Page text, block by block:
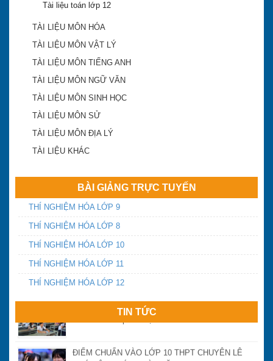
Tài liệu toán lớp 12
TÀI LIỆU MÔN HÓA
TÀI LIỆU MÔN VẬT LÝ
TÀI LIỆU MÔN TIẾNG ANH
TÀI LIỆU MÔN NGỮ VĂN
TÀI LIỆU MÔN SINH HỌC
TÀI LIỆU MÔN SỬ
TÀI LIỆU MÔN ĐỊA LÝ
TÀI LIỆU KHÁC
BÀI GIẢNG TRỰC TUYẾN
THÍ NGHIỆM HÓA LỚP 9
THÍ NGHIỆM HÓA LỚP 8
THÍ NGHIỆM HÓA LỚP 10
THÍ NGHIỆM HÓA LỚP 11
THÍ NGHIỆM HÓA LỚP 12
TIN TỨC
Khánh Hòa công bố điểm trúng tuyển lớp 10 công
lập 2018-2019
Điểm chuẩn vào lớp 10 Khánh Hòa năm 2016
Yêu cầu chấn chỉnh dạy thêm, học thêm và tựu
trường sớm
Đề thi có tính phân loại
QUÝ ĐÔN KHÁNH HÒA NĂM 2016